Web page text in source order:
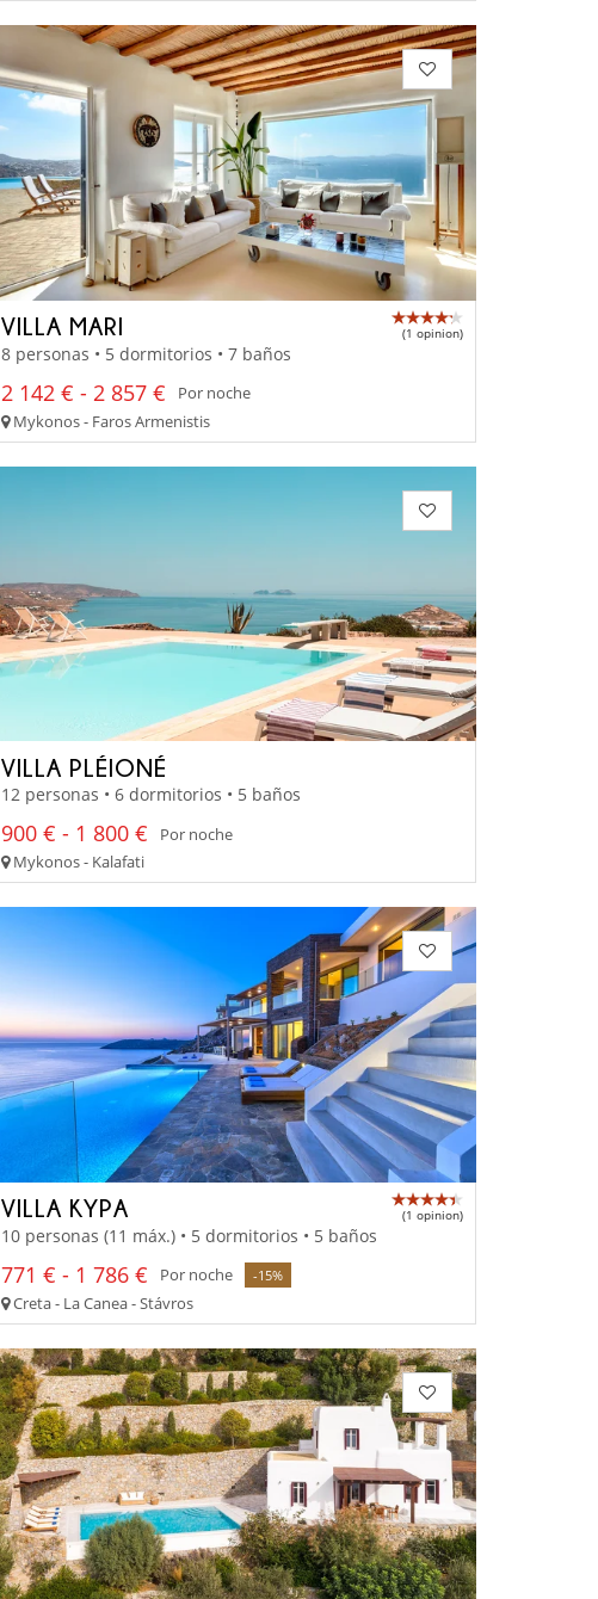
VILLA MARI (1 opinion)
8 personas • 5 dormitorios • 7 baños
2 142 € - 2 857 €
Por noche
Mykonos - Faros Armenistis
VILLA PLÉIONÉ
12 personas • 6 dormitorios • 5 baños
900 € - 1 800 €
Por noche
Mykonos - Kalafati
VILLA KYPA (1 opinion)
10 personas (11 máx.) • 5 dormitorios • 5 baños
771 € - 1 786 € Por noche -15%
Creta - La Canea - Stávros